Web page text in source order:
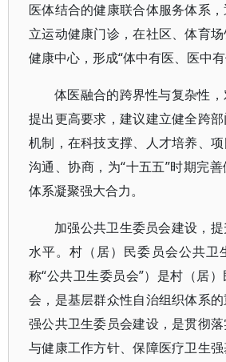
医体结合的健康联合体服务体系
立运动健康门诊，在社区、体育
健康中心，形成“体中有医、医中有
体医融合的跨界性与复杂性
提出更高要求，建议建立健全跨
机制，在科技支撑、人才培养、
沟通、协商，为“十五五”时期完
体系凝聚强大合力。
加强公共卫生委员会建设，
水平。村（居）民委员会公共卫
称“公共卫生委员会”）是村（居
会，是基层群众性自治组织体系
强公共卫生委员会建设，是贯彻
与健康工作方针、保障医疗卫生